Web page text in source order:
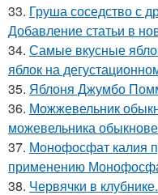
33. Груша соседство с
Добавление статьи в
34. Самые вкусные
яблок на
35. Яблоня Джумбо
36. Можжевельник
можевельника
37. Монофосфат калия
применению
38. Червячки в